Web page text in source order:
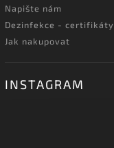
Napište nám
Dezinfekce - certifikáty
Jak nakupovat
INSTAGRAM